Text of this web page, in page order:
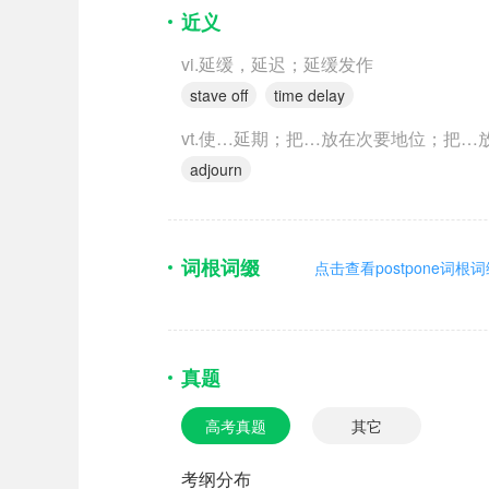
近义
vi.延缓，延迟；延缓发作
stave off time delay
vt.使…延期；把…放在次要地位；把…
adjourn
词根词缀 点击查看postpone词根词
真题
高考真题 其它
考纲分布